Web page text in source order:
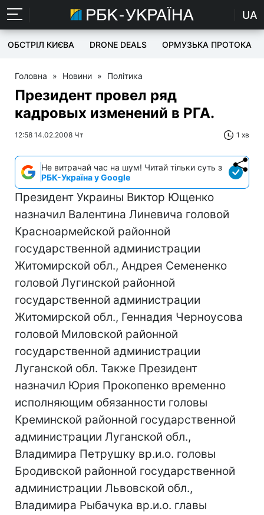
UA
ОБСТРІЛ КИЄВА DRONE DEALS ОРМУЗЬКА ПРОТОКА
Головна » Новини » Політика
Президент провел ряд
кадровых изменений в РГА.
12:58 14.02.2008 Чт 1 хв
Не витрачай час на шум! Читай тільки суть з
РБК-Україна у Google
Президент Украины Виктор Ющенко
назначил Валентина Линевича головой
Красноармейской районной
государственной администрации
Житомирской обл., Андрея Семененко
головой Лугинской районной
государственной администрации
Житомирской обл., Геннадия Черноусова
головой Миловской районной
государственной администрации
Луганской обл. Также Президент
назначил Юрия Прокопенко временно
исполняющим обязанности головы
Креминской районной государственной
администрации Луганской обл.,
Владимира Петрушку вр.и.о. головы
Бродивской районной государственной
администрации Львовской обл.,
Владимира Рыбачука вр.и.о. главы